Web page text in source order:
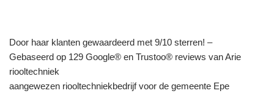
Door haar klanten gewaardeerd met 9/10 sterren! –
Gebaseerd op 129 Google® en Trustoo® reviews van Arie
riooltechniek
aangewezen riooltechniekbedrijf voor de gemeente Epe